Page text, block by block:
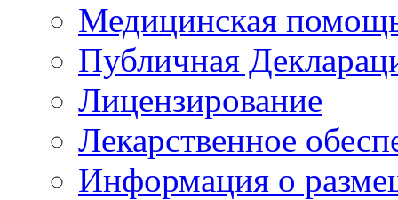
Медицинская
Публичная
Лицензирование
Лекарственное
Информация о